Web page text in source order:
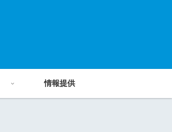
情報提供